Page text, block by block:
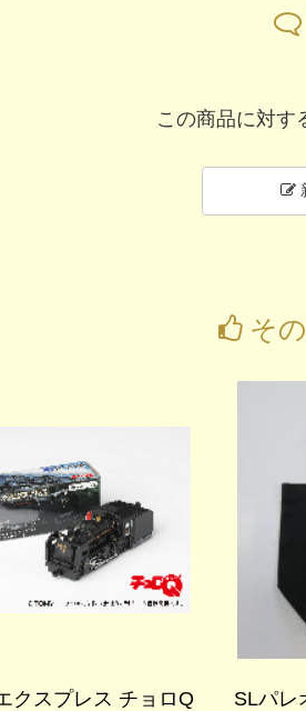
この商品に対す
そ
クスプレス チョロQ
SLパ